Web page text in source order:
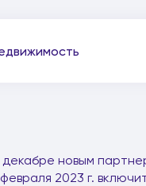
новым
2023 г.